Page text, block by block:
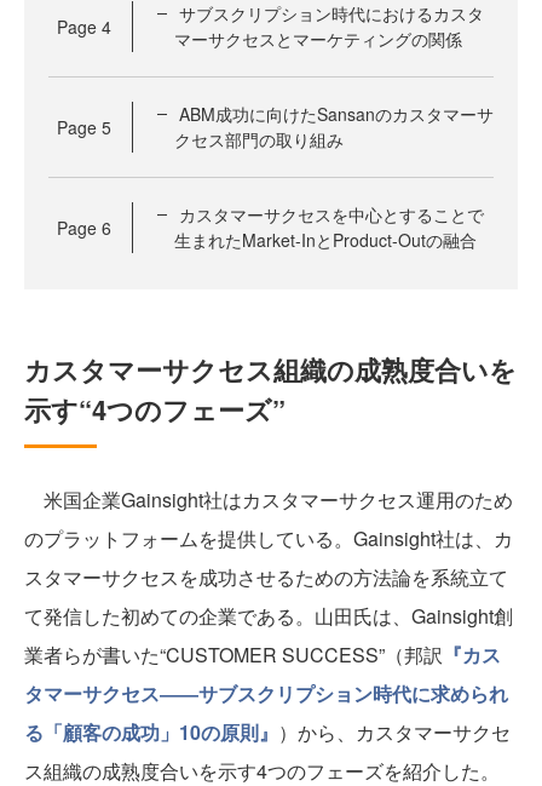
Page 4
サブスクリプション時代におけるカスタ
マーサクセスとマーケティングの関係
Page 5
ABM成功に向けたSansanのカスタマーサ
クセス部門の取り組み
Page 6
カスタマーサクセスを中心とすることで
生まれたMarket-InとProduct-Outの融合
カスタマーサクセス組織の成熟度合いを
示す“4つのフェーズ”
米国企業Gainsight社はカスタマーサクセス運用のため
のプラットフォームを提供している。Gainsight社は、カ
スタマーサクセスを成功させるための方法論を系統立て
て発信した初めての企業である。山田氏は、Gainsight創
業者らが書いた“CUSTOMER SUCCESS”（邦訳 『カス
タマーサクセス――サブスクリプション時代に求められ
る「顧客の成功」10の原則』 ）から、カスタマーサクセ
ス組織の成熟度合いを示す4つのフェーズを紹介した。